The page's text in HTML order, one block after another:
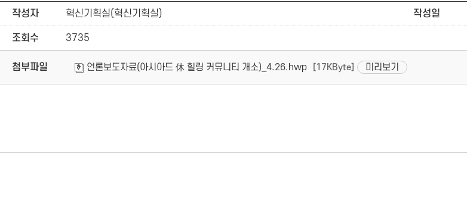
작성자 혁신기획실(혁신기획실) 작성일
조회수 3735
첨부파일 언론보도자료(아시아드 休 힐링 커뮤니티 개소)_4.26.hwp [17KByte] 미리보기